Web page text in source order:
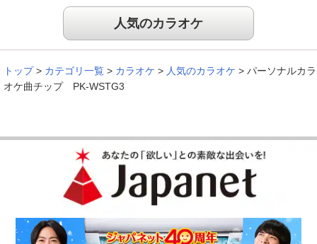
人気のカラオケ
トップ > カテゴリ一覧 > カラオケ > 人気のカラオケ > パーソナルカラ
オケ曲チップ PK-WSTG3